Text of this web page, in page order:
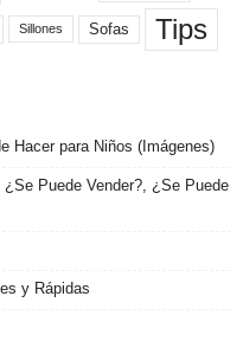
Sillones Sofas Tips
Hacer para Niños (Imágenes)
Puede Vender?, ¿Se Puede
y Rápidas